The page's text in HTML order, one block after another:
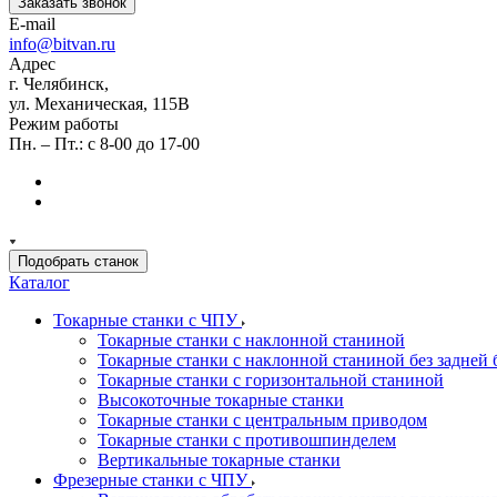
E-mail
info@bitvan.ru
Адрес
г. Челябинск,
ул. Механическая, 115В
Режим работы
Пн. – Пт.: с 8-00 до 17-00
Подобрать станок
Каталог
Токарные станки с ЧПУ
Токарные станки с наклонной станиной
Токарные станки с наклонной станиной без задней
Токарные станки с горизонтальной станиной
Высокоточные токарные станки
Токарные станки с центральным приводом
Токарные станки с противошпинделем
Вертикальные токарные станки
Фрезерные станки с ЧПУ